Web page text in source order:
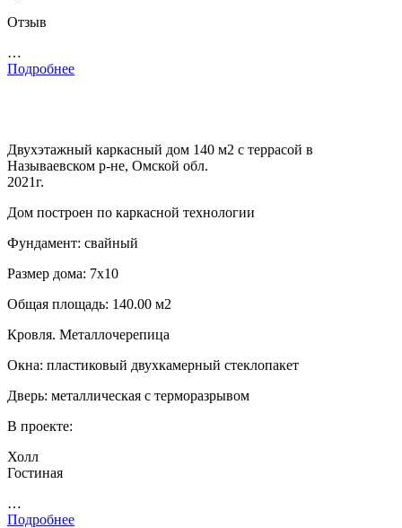
Отзыв
…
Подробнее
Двухэтажный каркасный дом 140 м2 с террасой в
Называевском р-не, Омской обл.
2021г.
Дом построен по каркасной технологии
Фундамент: свайный
Размер дома: 7х10
Общая площадь: 140.00 м2
Кровля. Металлочерепица
Окна: пластиковый двухкамерный стеклопакет
Дверь: металлическая с терморазрывом
В проекте:
Холл
Гостиная
…
Подробнее